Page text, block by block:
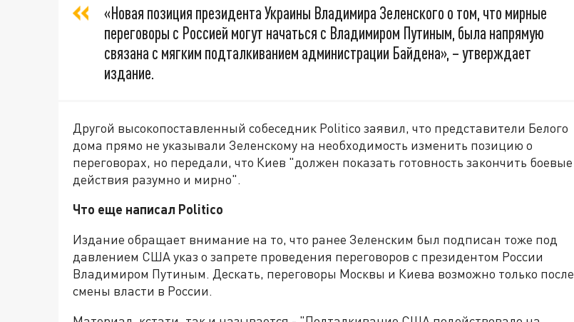
«Новая позиция президента Украины Владимира Зеленского о том, что мирные
переговоры с Россией могут начаться с Владимиром Путиным, была напрямую
связана с мягким подталкиванием администрации Байдена», – утверждает
издание.
Другой высокопоставленный собеседник Politico заявил, что представители Белого
дома прямо не указывали Зеленскому на необходимость изменить позицию о
переговорах, но передали, что Киев "должен показать готовность закончить боевые
действия разумно и мирно".
Что еще написал Politico
Издание обращает внимание на то, что ранее Зеленским был подписан тоже под
давлением США указ о запрете проведения переговоров с президентом России
Владимиром Путиным. Дескать, переговоры Москвы и Киева возможно только после
смены власти в России.